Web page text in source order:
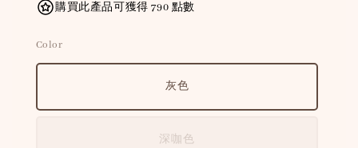
購買此產品可獲得 790 點數
Color
灰色
深咖色